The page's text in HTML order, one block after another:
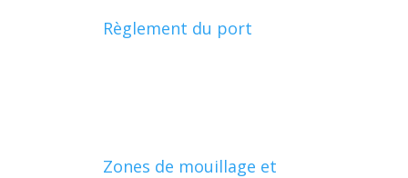
Règlement du port
Zones de mouillage et